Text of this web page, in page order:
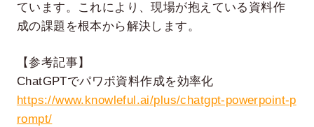
ています。これにより、現場が抱えている資料作
成の課題を根本から解決します。
【参考記事】
ChatGPTでパワポ資料作成を効率化
https://www.knowleful.ai/plus/chatgpt-powerpoint-p
rompt/